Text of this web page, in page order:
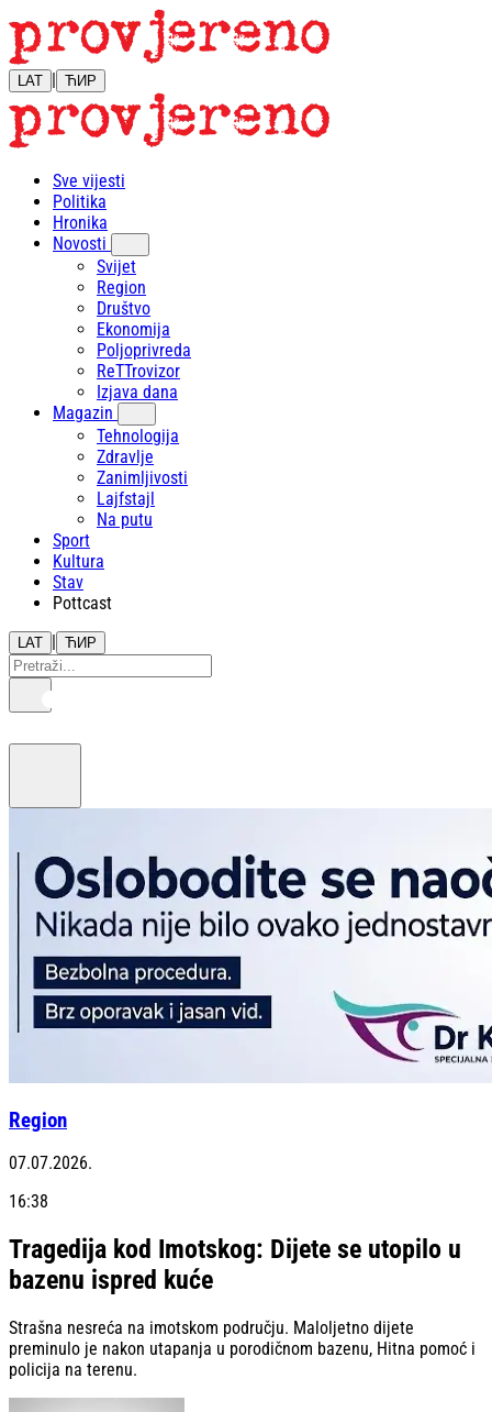
LAT | ЋИР
Sve vijesti
Politika
Hronika
Novosti
Svijet
Region
Društvo
Ekonomija
Poljoprivreda
ReTTrovizor
Izjava dana
Magazin
Tehnologija
Zdravlje
Zanimljivosti
Lajfstajl
Na putu
Sport
Kultura
Stav
Pottcast
LAT | ЋИР
Region
07.07.2026.
16:38
Tragedija kod Imotskog: Dijete se utopilo u
bazenu ispred kuće
Strašna nesreća na imotskom području. Maloljetno dijete
preminulo je nakon utapanja u porodičnom bazenu, Hitna pomoć i
policija na terenu.